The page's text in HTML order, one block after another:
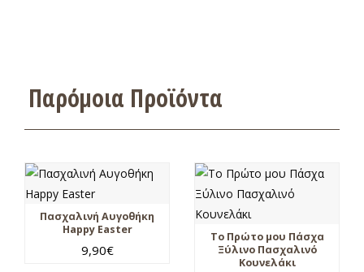
Παρόμοια Προϊόντα
Πασχαλινή Αυγοθήκη
Happy Easter
9,90€
Το Πρώτο μου Πάσχα
Ξύλινο Πασχαλινό
Κουνελάκι